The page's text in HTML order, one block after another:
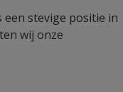
stevige positie in
wij onze